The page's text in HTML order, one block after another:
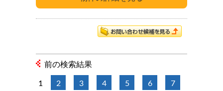
前の検索結果
1 2 3 4 5 6 7